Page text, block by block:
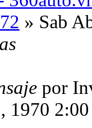
» Sab
por
1970